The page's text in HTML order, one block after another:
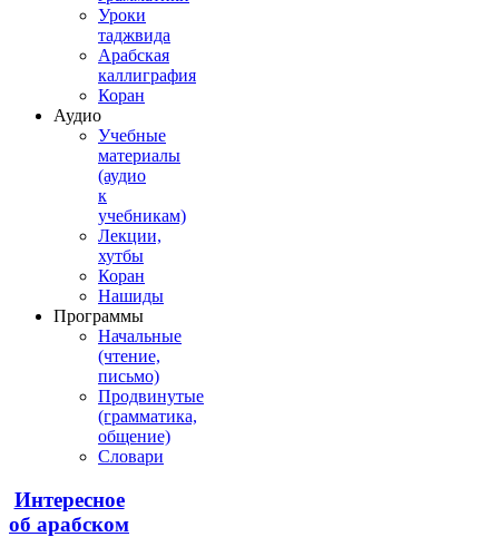
Уроки
таджвида
Арабская
каллиграфия
Коран
Аудио
Учебные
материалы
(аудио
к
учебникам)
Лекции,
хутбы
Коран
Нашиды
Программы
Начальные
(чтение,
письмо)
Продвинутые
(грамматика,
общение)
Словари
Интересное
об арабском